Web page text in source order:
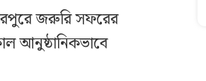
জরুরি সফরের
আনুষ্ঠানিকভাবে